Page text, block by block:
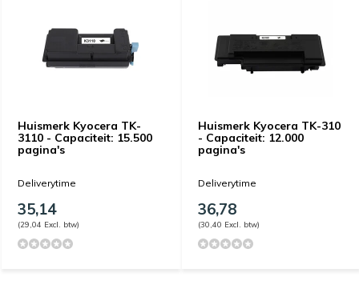
Huismerk Kyocera TK-
3110 - Capaciteit: 15.500
pagina's
Deliverytime
35,14
(29,04 Excl. btw)
Huismerk Kyocera TK-310
- Capaciteit: 12.000
pagina's
Deliverytime
36,78
(30,40 Excl. btw)